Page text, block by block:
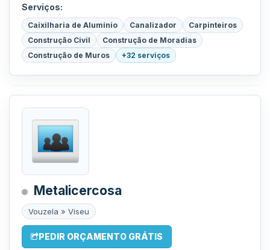
Serviços:
Caixilharia de Alumínio Canalizador
Carpinteiros
Construção Civil
Construção de Moradias
Construção de Muros
+32 serviços
Metalicercosa
Vouzela » Viseu
PEDIR ORÇAMENTO GRÁTIS